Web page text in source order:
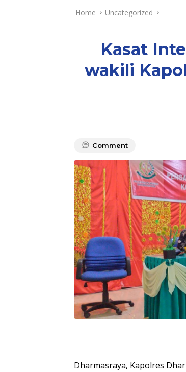
Home Uncategorized
Kasat
wakili
Comment
Dharmasraya, Kapolres